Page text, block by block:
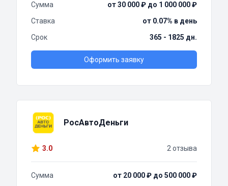
Сумма
от 30 000 ₽ до 1 000 000 ₽
Ставка
от 0.07% в день
Срок
365 - 1825 дн.
Оформить заявку
РосАвтоДеньги
3.0 2 отзыва
Сумма
от 20 000 ₽ до 500 000 ₽